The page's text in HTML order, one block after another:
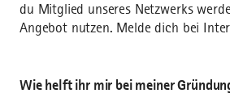
du Mitglied unseres Netzwerks
Angebot nutzen. Melde dich bei
Wie helft ihr mir bei meiner